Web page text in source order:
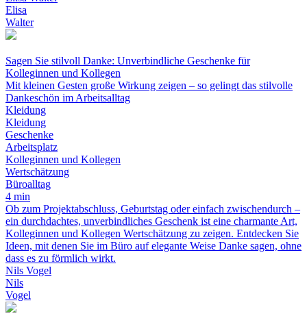
Elisa
Walter
Sagen Sie stilvoll Danke: Unverbindliche Geschenke für
Kolleginnen und Kollegen
Mit kleinen Gesten große Wirkung zeigen – so gelingt das stilvolle
Dankeschön im Arbeitsalltag
Kleidung
Kleidung
Geschenke
Arbeitsplatz
Kolleginnen und Kollegen
Wertschätzung
Büroalltag
4 min
Ob zum Projektabschluss, Geburtstag oder einfach zwischendurch –
ein durchdachtes, unverbindliches Geschenk ist eine charmante Art,
Kolleginnen und Kollegen Wertschätzung zu zeigen. Entdecken Sie
Ideen, mit denen Sie im Büro auf elegante Weise Danke sagen, ohne
dass es zu förmlich wirkt.
Nils Vogel
Nils
Vogel